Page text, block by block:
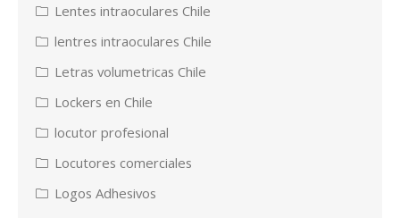
Lentes intraoculares Chile
lentres intraoculares Chile
Letras volumetricas Chile
Lockers en Chile
locutor profesional
Locutores comerciales
Logos Adhesivos